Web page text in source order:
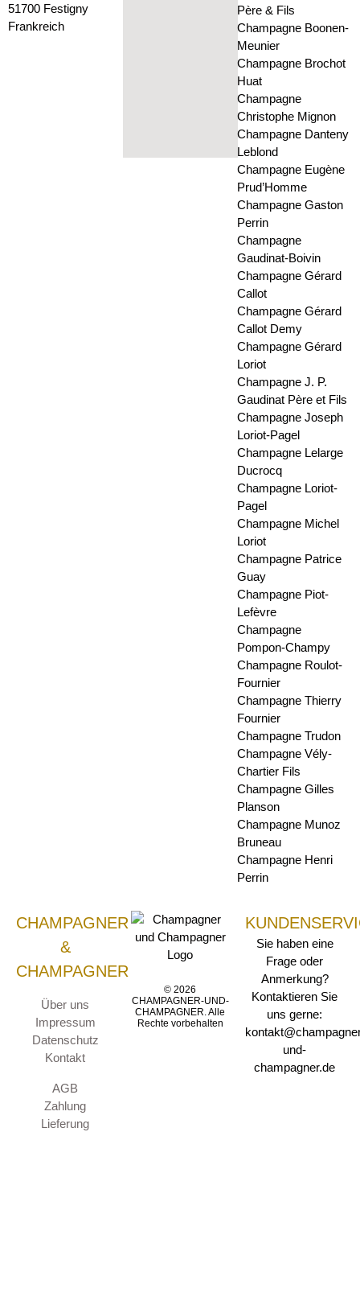
51700 Festigny
Frankreich
Père & Fils
Champagne Boonen-
Meunier
Champagne Brochot
Huat
Champagne
Christophe Mignon
Champagne Danteny
Leblond
Champagne Eugène
Prud’Homme
Champagne Gaston
Perrin
Champagne
Gaudinat-Boivin
Champagne Gérard
Callot
Champagne Gérard
Callot Demy
Champagne Gérard
Loriot
Champagne J. P.
Gaudinat Père et Fils
Champagne Joseph
Loriot-Pagel
Champagne Lelarge
Ducrocq
Champagne Loriot-
Pagel
Champagne Michel
Loriot
Champagne Patrice
Guay
Champagne Piot-
Lefèvre
Champagne
Pompon-Champy
Champagne Roulot-
Fournier
Champagne Thierry
Fournier
Champagne Trudon
Champagne Vély-
Chartier Fils
Champagne Gilles
Planson
Champagne Munoz
Bruneau
Champagne Henri
Perrin
CHAMPAGNER
&
CHAMPAGNER
Über uns
Impressum
Datenschutz
Kontakt
AGB
Zahlung
Lieferung
© 2026
CHAMPAGNER-UND-
CHAMPAGNER. Alle
Rechte vorbehalten
Sie haben eine
Frage oder
Anmerkung?
Kontaktieren Sie
uns gerne:
und-
champagner.de